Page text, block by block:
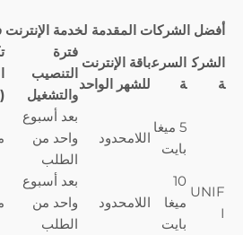
أفضل الشركات المقدمة لخدمة الإنترنت
الشرك
ة
السرع
ة
باقة الإنترنت
للشهر الواحد
فترة
التنصيب
والتشغيل
UNIF
I
5 ميغا
بایت
اللامحدود
بعد أسبوع
واحد من
الطلب
10
ميغا
بایت
اللامحدود
بعد أسبوع
واحد من
الطلب